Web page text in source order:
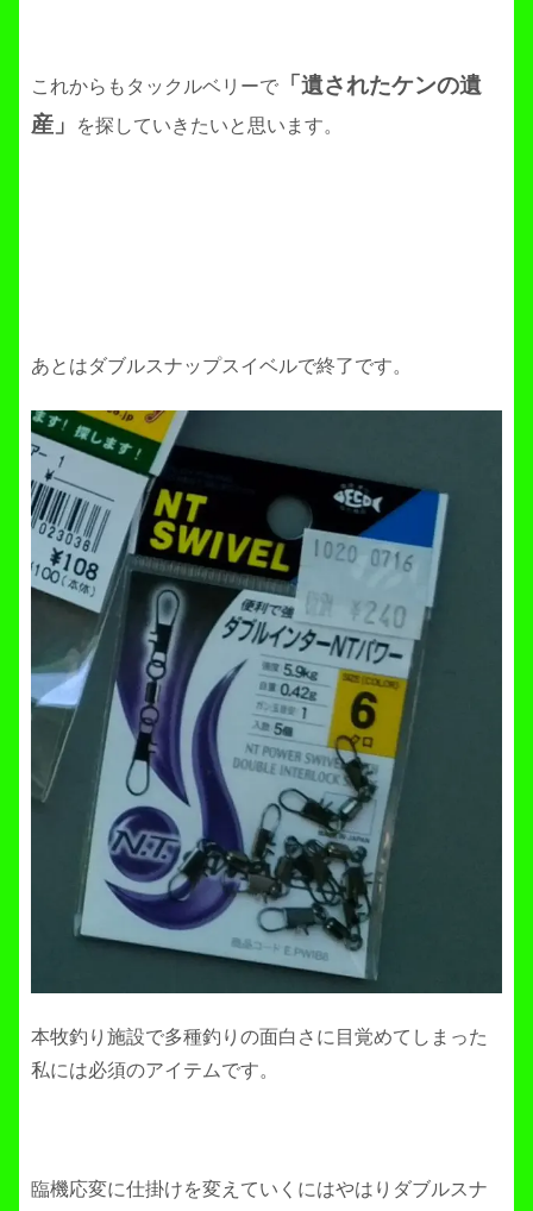
これからもタックルベリーで
「遺されたケンの遺
産」
を探していきたいと思います。
あとはダブルスナップスイベルで終了です。
本牧釣り施設で多種釣りの面白さに目覚めてしまった
私には必須のアイテムです。
臨機応変に仕掛けを変えていくにはやはりダブルスナ